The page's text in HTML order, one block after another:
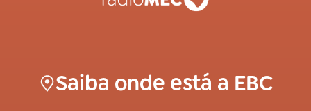
Saiba onde está a EBC